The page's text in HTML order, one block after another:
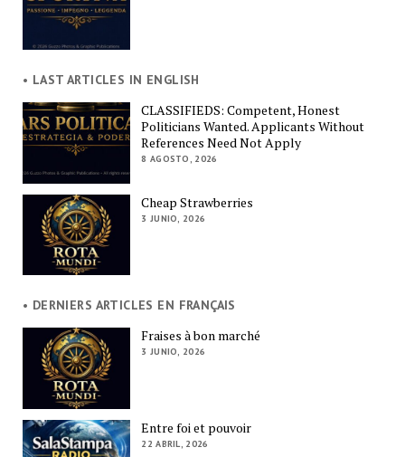
• LAST ARTICLES IN ENGLISH
CLASSIFIEDS: Competent, Honest
Politicians Wanted. Applicants Without
References Need Not Apply
8 AGOSTO, 2026
Cheap Strawberries
3 JUNIO, 2026
• DERNIERS ARTICLES EN FRANÇAIS
Fraises à bon marché
3 JUNIO, 2026
Entre foi et pouvoir
22 ABRIL, 2026